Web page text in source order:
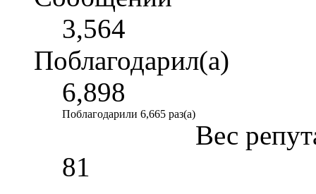
3,564
Поблагодарил(а)
6,898
Поблагодарили 6,665 раз(а)
Вес
81